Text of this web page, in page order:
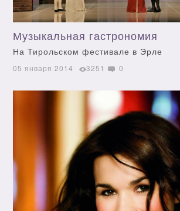
Музыкальная гастрономия
На Тирольском фестивале в Эрле
05 января 2014 3251 0